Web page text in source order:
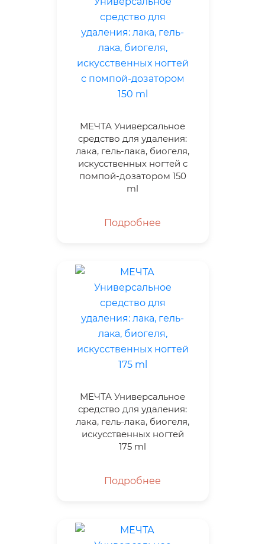
МЕЧТА Универсальное
средство для удаления:
лака, гель-лака, биогеля,
искусственных ногтей с
помпой-дозатором 150
ml
Подробнее
МЕЧТА Универсальное
средство для удаления:
лака, гель-лака, биогеля,
искусственных ногтей
175 ml
Подробнее